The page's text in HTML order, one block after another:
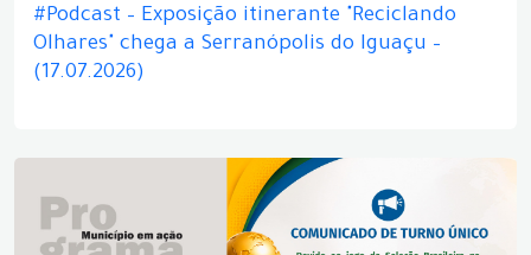
#Podcast – Exposição itinerante "Reciclando
Olhares" chega a Serranópolis do Iguaçu –
(17.07.2026)